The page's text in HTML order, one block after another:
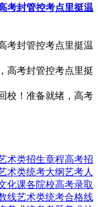
考封管控考点里挺温
考封管控考点里挺温
校！准备就绪，高考
术类招生章程高考招
术类统考大纲艺考人
化课各院校高考录取
线艺术类统考合格线